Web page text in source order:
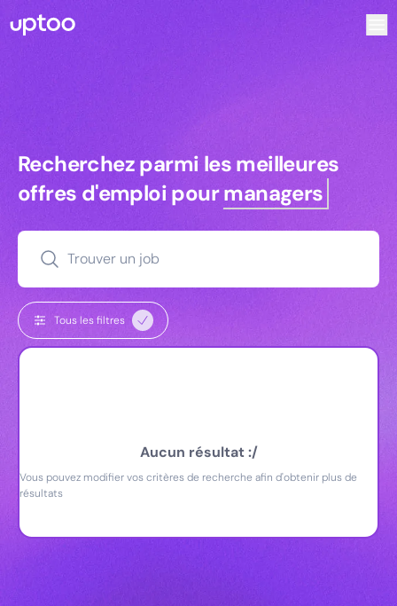
Recherchez parmi les meilleures
Recherchez parmi les meilleures
offres d'emploi pourmanagers
Trouver un job
Tous les filtres
Aucun résultat :/
Vous pouvez modifier vos critères de recherche afin d'obtenir plus de
résultats